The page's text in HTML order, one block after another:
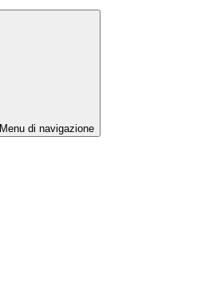
Menu di navigazione